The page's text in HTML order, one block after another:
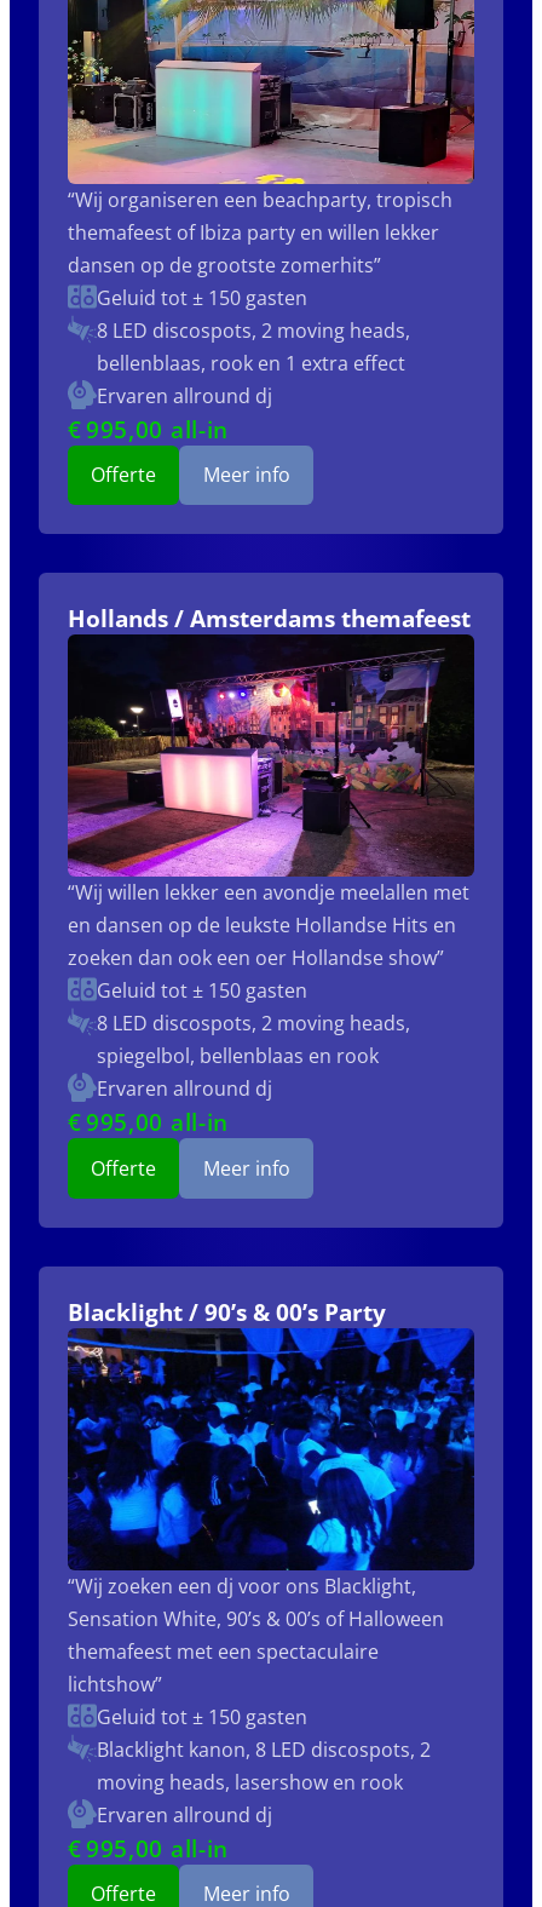
“Wij organiseren een beachparty, tropisch
themafeest of Ibiza party en willen lekker
dansen op de grootste zomerhits”
Geluid tot ± 150 gasten
8 LED discospots, 2 moving heads,
bellenblaas, rook en 1 extra effect
Ervaren allround dj
€995,00 all-in
Offerte Meer info
Hollands / Amsterdams themafeest
“Wij willen lekker een avondje meelallen met
en dansen op de leukste Hollandse Hits en
zoeken dan ook een oer Hollandse show”
Geluid tot ± 150 gasten
8 LED discospots, 2 moving heads,
spiegelbol, bellenblaas en rook
Ervaren allround dj
€995,00 all-in
Offerte Meer info
Blacklight / 90’s & 00’s Party
“Wij zoeken een dj voor ons Blacklight,
Sensation White, 90’s & 00’s of Halloween
themafeest met een spectaculaire
lichtshow”
Geluid tot ± 150 gasten
Blacklight kanon, 8 LED discospots, 2
moving heads, lasershow en rook
Ervaren allround dj
€995,00 all-in
Offerte Meer info